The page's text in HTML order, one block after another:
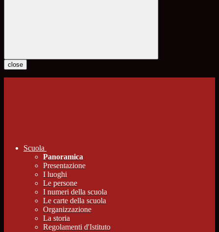
close
Scuola
Panoramica
Presentazione
I luoghi
Le persone
I numeri della scuola
Le carte della scuola
Organizzazione
La storia
Regolamenti d'Istituto